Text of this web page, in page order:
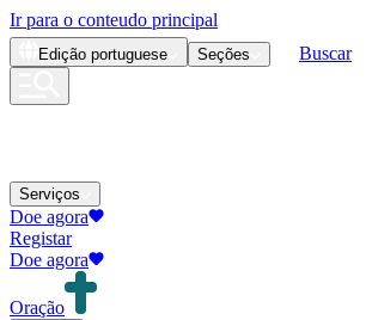
Ir para o conteudo principal
Edição portuguese Seções Buscar
Serviços
Doe agora
Registar
Doe agora
Oração